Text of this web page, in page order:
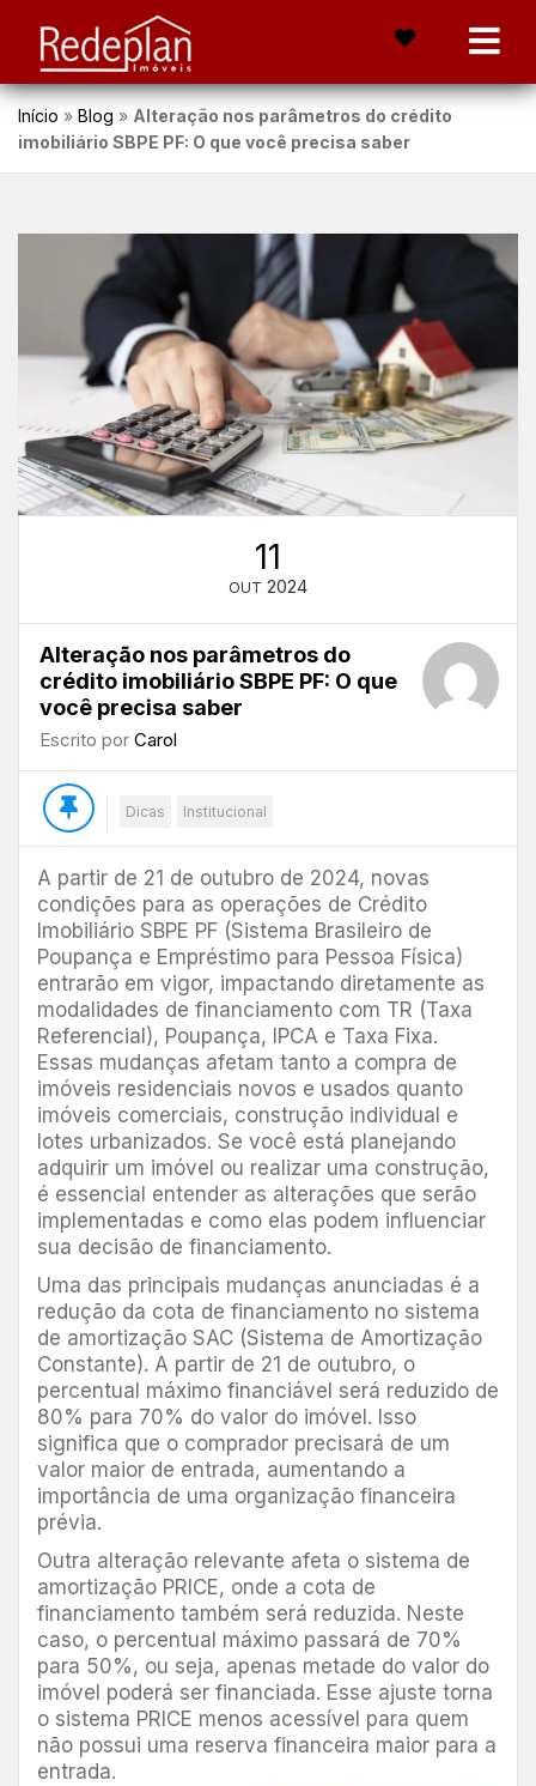
Início » Blog » Alteração nos parâmetros do crédito
imobiliário SBPE PF: O que você precisa saber
11
OUT 2024
Alteração nos parâmetros do
crédito imobiliário SBPE PF: O que
você precisa saber
Escrito por Carol
Dicas Institucional
A partir de 21 de outubro de 2024, novas
condições para as operações de Crédito
Imobiliário SBPE PF (Sistema Brasileiro de
Poupança e Empréstimo para Pessoa Física)
entrarão em vigor, impactando diretamente as
modalidades de financiamento com TR (Taxa
Referencial), Poupança, IPCA e Taxa Fixa.
Essas mudanças afetam tanto a compra de
imóveis residenciais novos e usados quanto
imóveis comerciais, construção individual e
lotes urbanizados. Se você está planejando
adquirir um imóvel ou realizar uma construção,
é essencial entender as alterações que serão
implementadas e como elas podem influenciar
sua decisão de financiamento.
Uma das principais mudanças anunciadas é a
redução da cota de financiamento no sistema
de amortização SAC (Sistema de Amortização
Constante). A partir de 21 de outubro, o
percentual máximo financiável será reduzido de
80% para 70% do valor do imóvel. Isso
significa que o comprador precisará de um
valor maior de entrada, aumentando a
importância de uma organização financeira
prévia.
Outra alteração relevante afeta o sistema de
amortização PRICE, onde a cota de
financiamento também será reduzida. Neste
caso, o percentual máximo passará de 70%
para 50%, ou seja, apenas metade do valor do
imóvel poderá ser financiada. Esse ajuste torna
o sistema PRICE menos acessível para quem
não possui uma reserva financeira maior para a
entrada.